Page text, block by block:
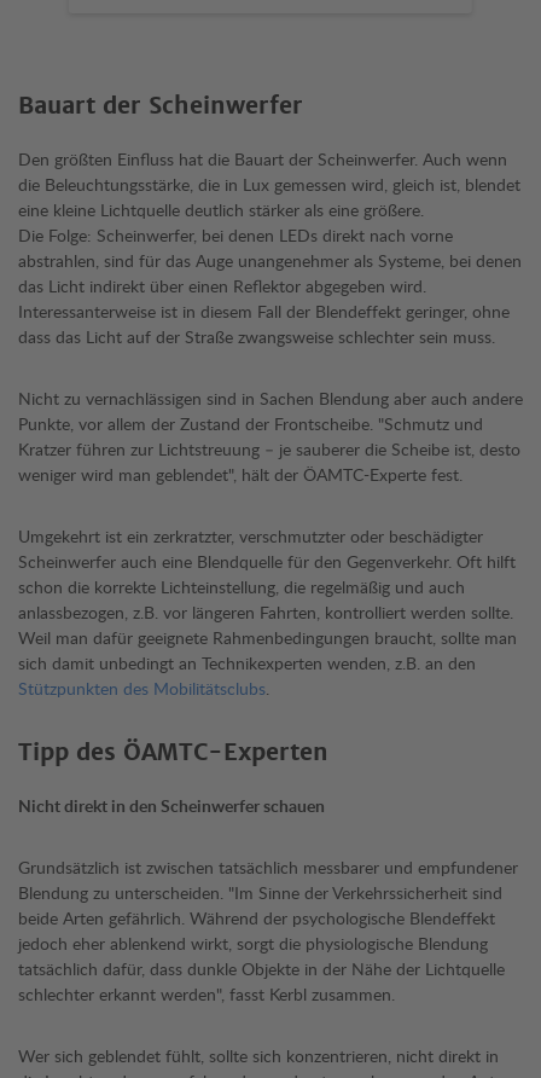
Bauart der Scheinwerfer
Den größten Einfluss hat die Bauart der Scheinwerfer. Auch wenn
die Beleuchtungsstärke, die in Lux gemessen wird, gleich ist, blendet
eine kleine Lichtquelle deutlich stärker als eine größere.
Die Folge: Scheinwerfer, bei denen LEDs direkt nach vorne
abstrahlen, sind für das Auge unangenehmer als Systeme, bei denen
das Licht indirekt über einen Reflektor abgegeben wird.
Interessanterweise ist in diesem Fall der Blendeffekt geringer, ohne
dass das Licht auf der Straße zwangsweise schlechter sein muss.
Nicht zu vernachlässigen sind in Sachen Blendung aber auch andere
Punkte, vor allem der Zustand der Frontscheibe. "Schmutz und
Kratzer führen zur Lichtstreuung – je sauberer die Scheibe ist, desto
weniger wird man geblendet", hält der ÖAMTC-Experte fest.
Umgekehrt ist ein zerkratzter, verschmutzter oder beschädigter
Scheinwerfer auch eine Blendquelle für den Gegenverkehr. Oft hilft
schon die korrekte Lichteinstellung, die regelmäßig und auch
anlassbezogen, z.B. vor längeren Fahrten, kontrolliert werden sollte.
Weil man dafür geeignete Rahmenbedingungen braucht, sollte man
sich damit unbedingt an Technikexperten wenden, z.B. an den
Stützpunkten des Mobilitätsclubs.
Tipp des ÖAMTC-Experten
Nicht direkt in den Scheinwerfer schauen
Grundsätzlich ist zwischen tatsächlich messbarer und empfundener
Blendung zu unterscheiden. "Im Sinne der Verkehrssicherheit sind
beide Arten gefährlich. Während der psychologische Blendeffekt
jedoch eher ablenkend wirkt, sorgt die physiologische Blendung
tatsächlich dafür, dass dunkle Objekte in der Nähe der Lichtquelle
schlechter erkannt werden", fasst Kerbl zusammen.
Wer sich geblendet fühlt, sollte sich konzentrieren, nicht direkt in